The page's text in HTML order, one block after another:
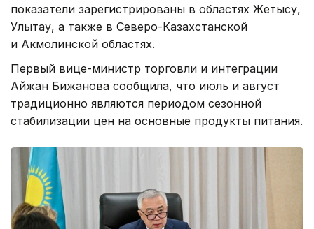
показатели зарегистрированы в областях Жетысу,
Улытау, а также в Северо-Казахстанской
и Акмолинской областях.
Первый вице-министр торговли и интеграции
Айжан Бижанова сообщила, что июль и август
традиционно являются периодом сезонной
стабилизации цен на основные продукты питания.